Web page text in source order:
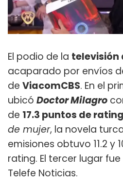
El podio de la televisión
acaparado por envíos
de ViacomCBS. En el
ubicó Doctor Milagro
de 17.3 puntos de rating
de mujer, la novela
emisiones obtuvo 11.2 y
rating. El tercer lugar
Telefe Noticias.